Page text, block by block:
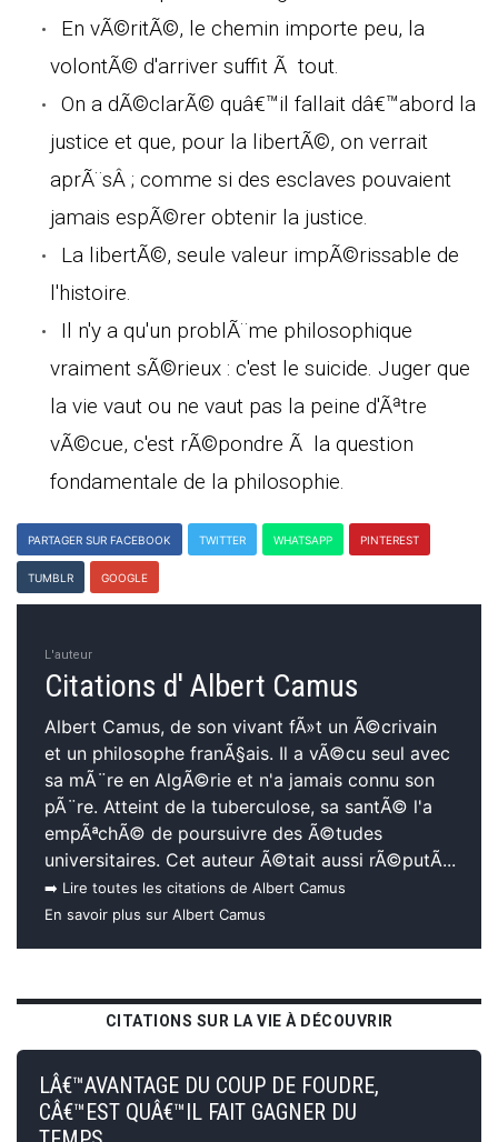
En vÃ©ritÃ©, le chemin importe peu, la
volontÃ© d'arriver suffit Ã tout.
On a dÃ©clarÃ© quâ€™il fallait dâ€™abord la
justice et que, pour la libertÃ©, on verrait
aprÃ¨sÂ ; comme si des esclaves pouvaient
jamais espÃ©rer obtenir la justice.
La libertÃ©, seule valeur impÃ©rissable de
l'histoire.
Il n'y a qu'un problÃ¨me philosophique
vraiment sÃ©rieux : c'est le suicide. Juger que
la vie vaut ou ne vaut pas la peine d'Ãªtre
vÃ©cue, c'est rÃ©pondre Ã la question
fondamentale de la philosophie.
PARTAGER SUR FACEBOOK TWITTER WHATSAPP PINTEREST
TUMBLR GOOGLE
L'auteur
Citations d' Albert Camus
Albert Camus, de son vivant fÃ»t un Ã©crivain
et un philosophe franÃ§ais. Il a vÃ©cu seul avec
sa mÃ¨re en AlgÃ©rie et n'a jamais connu son
pÃ¨re. Atteint de la tuberculose, sa santÃ© l'a
empÃªchÃ© de poursuivre des Ã©tudes
universitaires. Cet auteur Ã©tait aussi rÃ©putÃ...
➡️ Lire toutes les citations de Albert Camus
En savoir plus sur Albert Camus
CITATIONS SUR LA VIE À DÉCOUVRIR
LÂ€™AVANTAGE DU COUP DE FOUDRE,
CÂ€™EST QUÂ€™IL FAIT GAGNER DU